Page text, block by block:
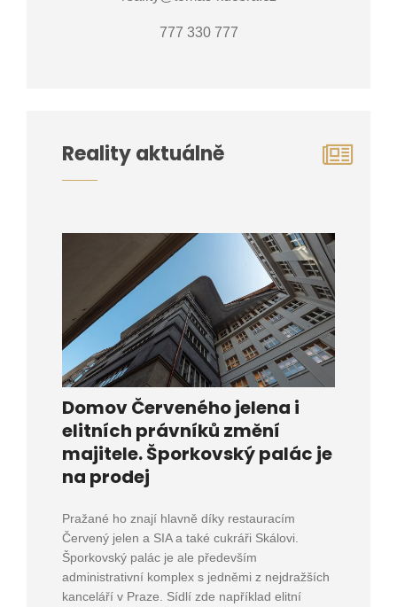
777 330 777
Reality aktuálně
Domov Červeného jelena i
elitních právníků změní
majitele. Šporkovský palác je
na prodej
Pražané ho znají hlavně díky restauracím
Červený jelen a SIA a také cukráři Skálovi.
Šporkovský palác je ale především
administrativní komplex s jedněmi z nejdražších
kanceláří v Praze. Sídlí zde například elitní